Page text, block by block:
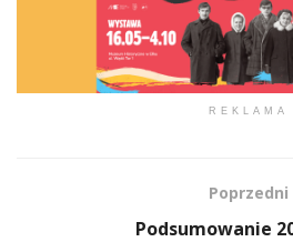
REKLAMA
Poprzedni
Podsumowanie